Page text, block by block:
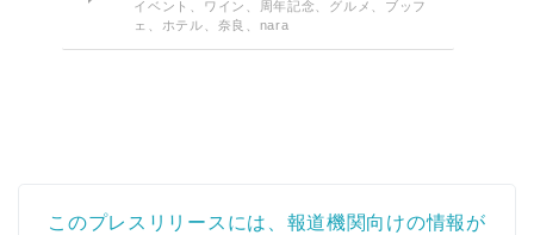
イベント、ワイン、周年記念、グルメ、ブッフ
ェ、ホテル、奈良、nara
このプレスリリースには、報道機関向けの情報が